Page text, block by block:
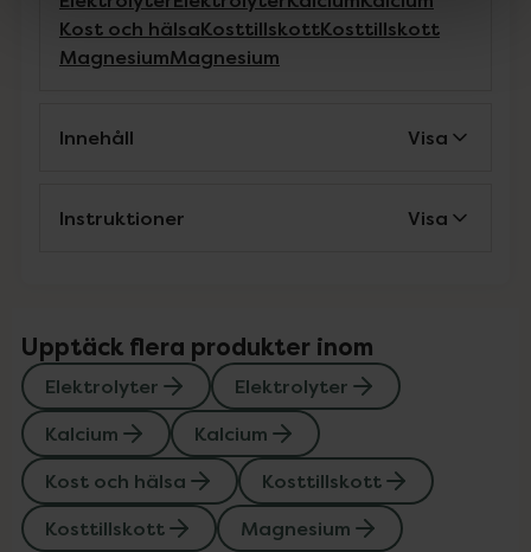
Kost och hälsaKosttillskottKosttillskott
MagnesiumMagnesium
Innehåll Visa
Instruktioner Visa
Upptäck flera produkter inom
Elektrolyter
Elektrolyter
Kalcium
Kalcium
Kost och hälsa
Kosttillskott
Kosttillskott
Magnesium